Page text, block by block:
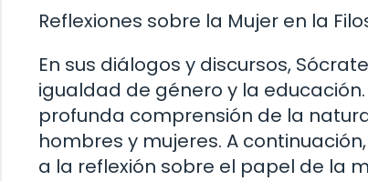
Reflexiones sobre la Mujer en la
En sus diálogos y discursos,
igualdad de género y la
profunda comprensión de la
hombres y mujeres. A
a la reflexión sobre el papel de la